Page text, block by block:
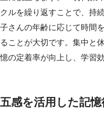
クルを繰り返すことで、持
子さんの年齢に応じて時間
ることが大切です。集中と
憶の定着率が向上し、学習
五感を活用した記